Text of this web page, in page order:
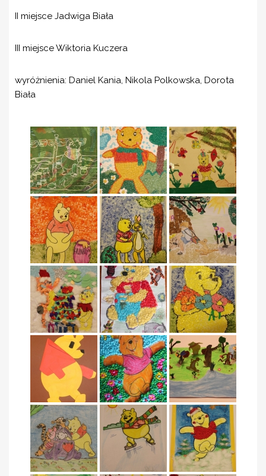
II miejsce Jadwiga Biała
III miejsce Wiktoria Kuczera
wyróżnienia: Daniel Kania, Nikola Polkowska, Dorota
Biała